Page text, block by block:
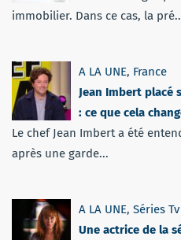
immobilier. Dans ce cas, la
A LA UNE, France
Jean Imbert placé
: ce que cela
Le chef Jean Imbert a été
après une garde...
A LA UNE, Séries Tv
Une actrice de la